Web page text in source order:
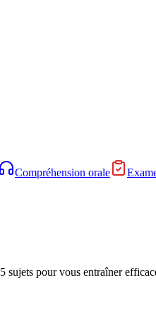
Compréhension orale
5 sujets pour vous entraîner